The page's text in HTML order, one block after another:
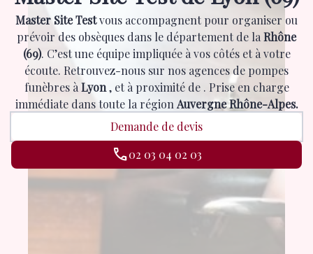
Master Site Testvous accompagnent pour organiser ou
prévoir des obsèques dans le département de la Rhône
(69). C’est une équipe impliquée à vos côtés et à votre
écoute. Retrouvez-nous sur nos agences de pompes
funèbres à Lyon, et à proximité de . Prise en charge
immédiate dans toute la région Auvergne Rhône-Alpes.
Demande de devis
02 03 04 02 03